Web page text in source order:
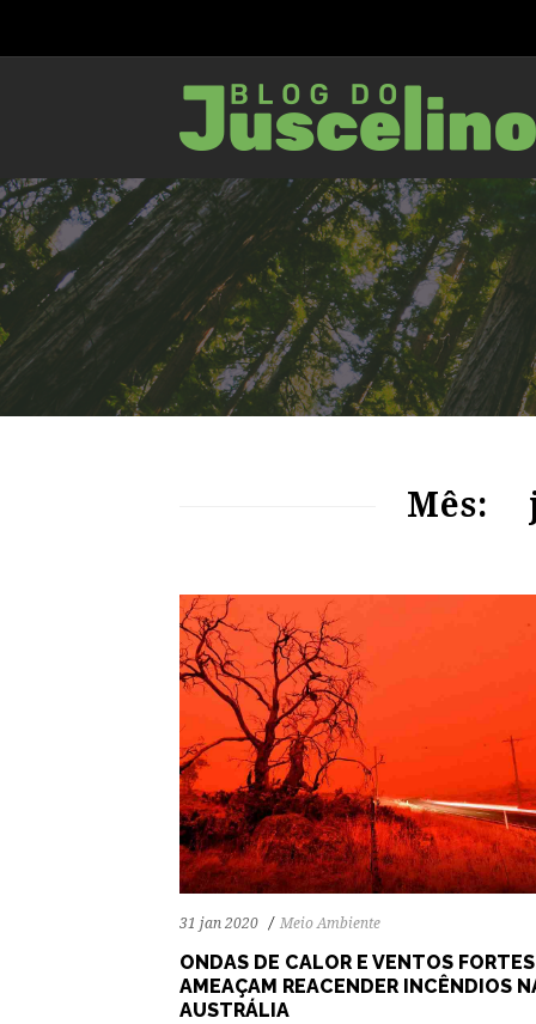
Mês:
31 jan 2020 Meio Ambiente
ONDAS DE CALOR E VENTOS FORTES
AMEAÇAM REACENDER INCÊNDIOS
AUSTRÁLIA